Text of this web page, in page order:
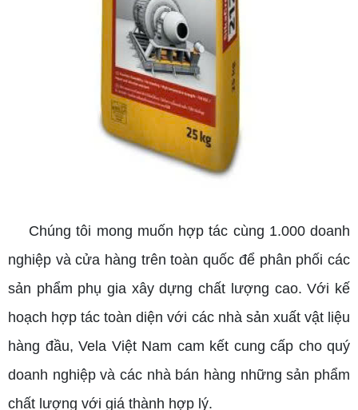
Chúng tôi mong muốn hợp tác cùng 1.000 doanh
nghiệp và cửa hàng trên toàn quốc để phân phối các
sản phẩm phụ gia xây dựng chất lượng cao. Với kế
hoạch hợp tác toàn diện với các nhà sản xuất vật liệu
hàng đầu, Vela Việt Nam cam kết cung cấp cho quý
doanh nghiệp và các nhà bán hàng những sản phẩm
chất lượng với giá thành hợp lý.